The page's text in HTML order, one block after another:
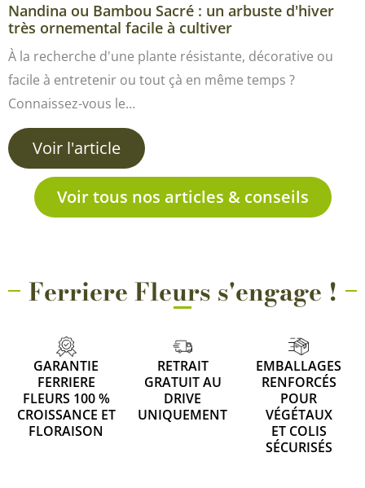
Nandina ou Bambou Sacré : un arbuste d'hiver
très ornemental facile à cultiver
À la recherche d'une plante résistante, décorative ou
facile à entretenir ou tout çà en même temps ?
Connaissez-vous le…
Voir l'article
Voir tous nos articles & conseils
Ferriere Fleurs s'engage !
GARANTIE
FERRIERE
FLEURS 100 %
CROISSANCE ET
FLORAISON
RETRAIT
GRATUIT AU
DRIVE
UNIQUEMENT
EMBALLAGES
RENFORCÉS
POUR
VÉGÉTAUX
ET COLIS
SÉCURISÉS